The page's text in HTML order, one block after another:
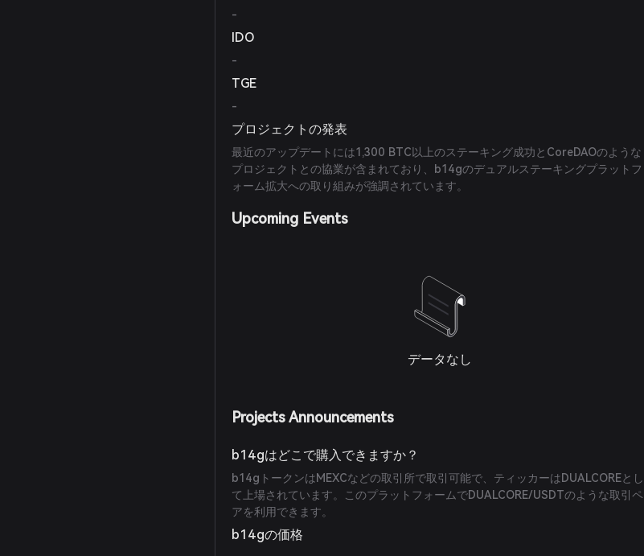
-
IDO
-
TGE
-
プロジェクトの発表
最近のアップデートには1,300 BTC以上のステーキング成功とCoreDAOのような
プロジェクトとの協業が含まれており、b14gのデュアルステーキングプラットフ
ォーム拡大への取り組みが強調されています。
Upcoming Events
データなし
Projects Announcements
b14gはどこで購入できますか？
b14gトークンはMEXCなどの取引所で取引可能で、ティッカーはDUALCOREとし
て上場されています。このプラットフォームでDUALCORE/USDTのような取引ペ
アを利用できます。
b14gの価格